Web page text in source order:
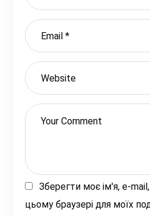
Зберегти моє ім'я, e-
цьому браузері для моїх